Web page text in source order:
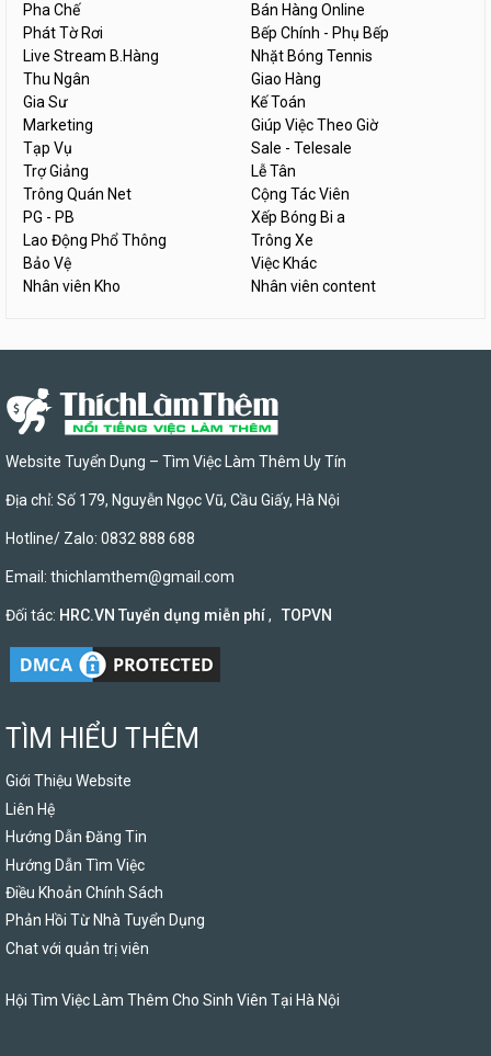
Pha Chế
Bán Hàng Online
Phát Tờ Rơi
Bếp Chính - Phụ Bếp
Live Stream B.Hàng
Nhặt Bóng Tennis
Thu Ngân
Giao Hàng
Gia Sư
Kế Toán
Marketing
Giúp Việc Theo Giờ
Tạp Vụ
Sale - Telesale
Trợ Giảng
Lễ Tân
Trông Quán Net
Cộng Tác Viên
PG - PB
Xếp Bóng Bi a
Lao Động Phổ Thông
Trông Xe
Bảo Vệ
Việc Khác
Nhân viên Kho
Nhân viên content
Website Tuyển Dụng – Tìm Việc Làm Thêm Uy Tín
Địa chỉ: Số 179, Nguyễn Ngọc Vũ, Cầu Giấy, Hà Nội
Hotline/ Zalo: 0832 888 688
Email: thichlamthem@gmail.com
Đối tác: HRC.VN Tuyển dụng miễn phí, TOPVN
TÌM HIỂU THÊM
Giới Thiệu Website
Liên Hệ
Hướng Dẫn Đăng Tin
Hướng Dẫn Tìm Việc
Điều Khoản Chính Sách
Phản Hồi Từ Nhà Tuyển Dụng
Chat với quản trị viên
Hội Tìm Việc Làm Thêm Cho Sinh Viên Tại Hà Nội